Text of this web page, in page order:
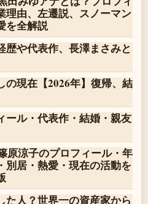
理由、左遷説、スノーマン
を全解説
歴や代表作、長澤まさみと
の現在【2026年】復帰、結
ール・代表作・結婚・親友
原涼子のプロフィール・年
別居・熱愛・現在の活動を
た人？世界一の資産家から